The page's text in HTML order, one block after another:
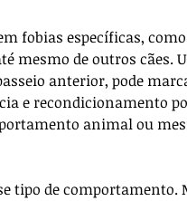
fobias específicas,
mesmo de outros cães.
anterior, pode
e recondicionamento
animal ou
tipo de comportamento.